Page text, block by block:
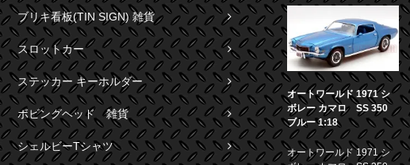
ブリキ看板(TIN SIGN) 雑貨
スロットカー
ステッカー キーホルダー
ボビングヘッド 雑貨
シェルビーTシャツ
オートワールド 1971 シ
ボレー カマロ SS 350
ブルー 1:18
オートワールド 1971 シ